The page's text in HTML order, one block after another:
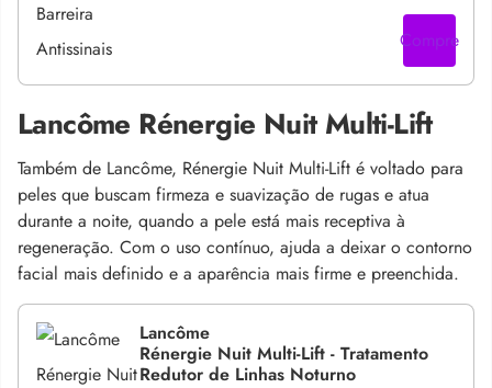
Compre
Lancôme Rénergie Nuit Multi-Lift
Também de Lancôme, Rénergie Nuit Multi-Lift é voltado para
peles que buscam firmeza e suavização de rugas e atua
durante a noite, quando a pele está mais receptiva à
regeneração. Com o uso contínuo, ajuda a deixar o contorno
facial mais definido e a aparência mais firme e preenchida.
Lancôme
Rénergie Nuit Multi-Lift - Tratamento
Redutor de Linhas Noturno